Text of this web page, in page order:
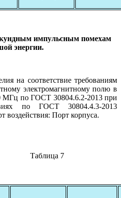
импульсным помехам
энергии.
на соответствие требованиям
электромагнитному полю в
МГц по ГОСТ 30804.6.2-2013 при
по ГОСТ 30804.4.3-2013
воздействия: Порт корпуса.
Таблица 7